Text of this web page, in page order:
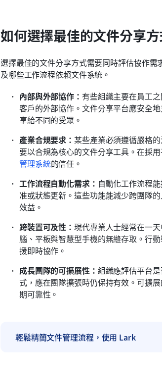
如何選擇最佳的文件分享
選擇最佳的文件分享方式需要同時評估協作
及哪些工作流程依賴文件系統。
內部與外部協作： 有些組織主要在員工
客戶的外部協作。文件分享平台應安全
享給不同的受眾。
產業合規要求： 某些產業必須遵循嚴格
要以合規為核心的文件分享工具。在採
管理系統的信任。
工作流程自動化需求： 自動化工作流程
准或狀態更新。這些功能能減少跨團隊
效益。
跨裝置可及性：現代專業人士經常在一
腦、平板與智慧型手機的無縫存取。行
援即時協作。
成長團隊的可擴展性： 組織應評估平台
式，應在團隊擴張時仍保持有效。可擴
期可靠性。
輕鬆精簡文件管理流程，使用 Lark